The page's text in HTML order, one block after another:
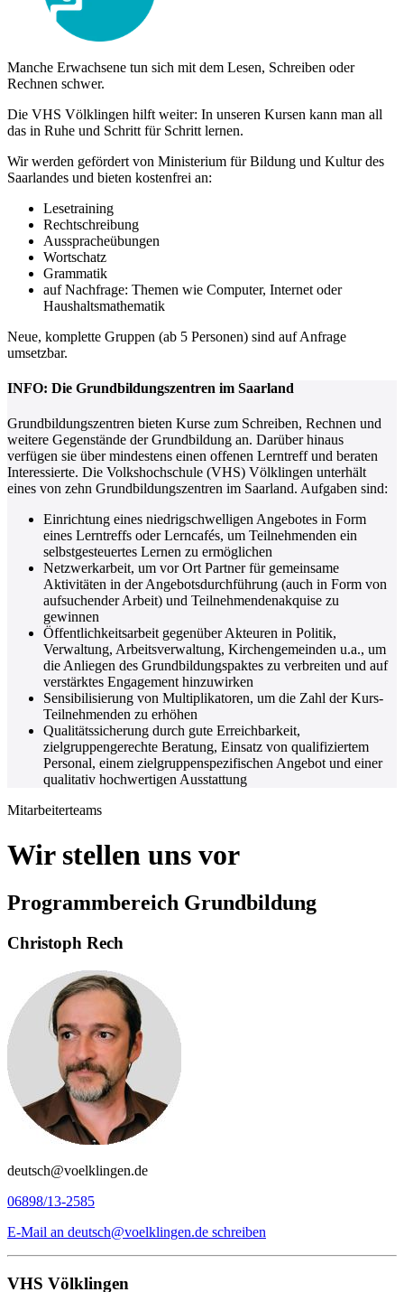
Manche Erwachsene tun sich mit dem Lesen, Schreiben oder
Rechnen schwer.
Die VHS Völklingen hilft weiter: In unseren Kursen kann man all
das in Ruhe und Schritt für Schritt lernen.
Wir werden gefördert von Ministerium für Bildung und Kultur des
Saarlandes und bieten kostenfrei an:
Lesetraining
Rechtschreibung
Ausspracheübungen
Wortschatz
Grammatik
auf Nachfrage: Themen wie Computer, Internet oder
Haushaltsmathematik
Neue, komplette Gruppen (ab 5 Personen) sind auf Anfrage
umsetzbar.
INFO: Die Grundbildungszentren im Saarland
Grundbildungszentren bieten Kurse zum Schreiben, Rechnen und
weitere Gegenstände der Grundbildung an. Darüber hinaus
verfügen sie über mindestens einen offenen Lerntreff und beraten
Interessierte. Die Volkshochschule (VHS) Völklingen unterhält
eines von zehn Grundbildungszentren im Saarland. Aufgaben sind:
Einrichtung eines niedrigschwelligen Angebotes in Form
eines Lerntreffs oder Lerncafés, um Teilnehmenden ein
selbstgesteuertes Lernen zu ermöglichen
Netzwerkarbeit, um vor Ort Partner für gemeinsame
Aktivitäten in der Angebotsdurchführung (auch in Form von
aufsuchender Arbeit) und Teilnehmendenakquise zu
gewinnen
Öffentlichkeitsarbeit gegenüber Akteuren in Politik,
Verwaltung, Arbeitsverwaltung, Kirchengemeinden u.a., um
die Anliegen des Grundbildungspaktes zu verbreiten und auf
verstärktes Engagement hinzuwirken
Sensibilisierung von Multiplikatoren, um die Zahl der Kurs-
Teilnehmenden zu erhöhen
Qualitätssicherung durch gute Erreichbarkeit,
zielgruppengerechte Beratung, Einsatz von qualifiziertem
Personal, einem zielgruppenspezifischen Angebot und einer
qualitativ hochwertigen Ausstattung
Mitarbeiterteams
Wir stellen uns vor
Programmbereich Grundbildung
Christoph Rech
deutsch@voelklingen.de
06898/13-2585
E-Mail an deutsch@voelklingen.de schreiben
VHS Völklingen